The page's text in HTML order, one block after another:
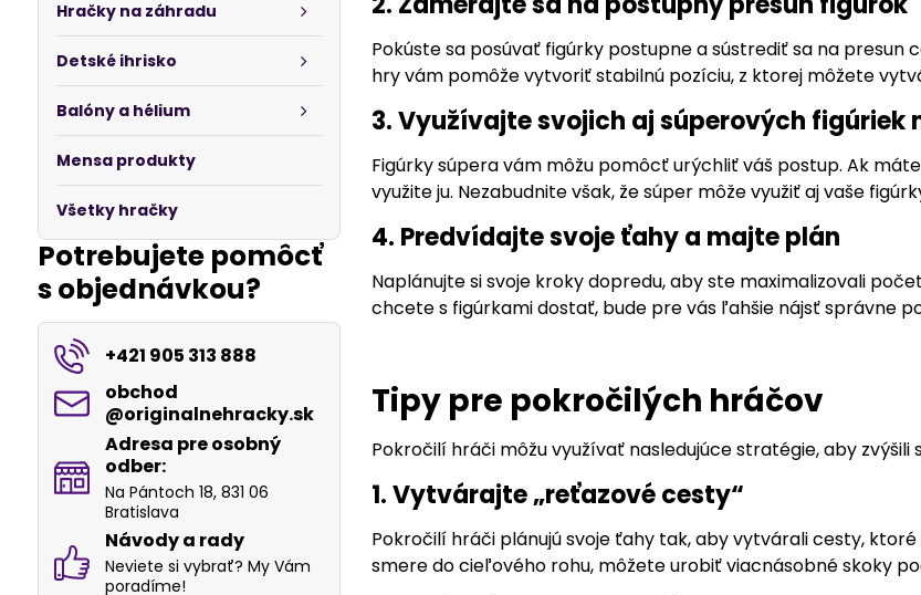
Pokúste sa posúvať figúrky postupne a sústrediť sa na
hry vám pomôže vytvoriť stabilnú pozíciu, z ktorej môžete
3. Využívajte svojich aj súperových figúriek
Figúrky súpera vám môžu pomôcť urýchliť váš postup. Ak
využite ju. Nezabudnite však, že súper môže využiť aj vaše
4. Predvídajte svoje ťahy a majte plán
Naplánujte si svoje kroky dopredu, aby ste maximalizovali
chcete s figúrkami dostať, bude pre vás ľahšie nájsť správne
Tipy pre pokročilých hráčov
Pokročilí hráči môžu využívať nasledujúce stratégie, aby zvýšili
1. Vytvárajte „reťazové cesty“
Pokročilí hráči plánujú svoje ťahy tak, aby vytvárali cesty,
smere do cieľového rohu, môžete urobiť viacnásobné skoky
Hračky na záhradu
Detské ihrisko
Balóny a hélium
Mensa produkty
Všetky hračky
Potrebujete pomôcť
s objednávkou?
+421 905 313 888
obchod​
@originalnehracky​.sk
Adresa pre osobný
odber:
Na Pántoch 18, 831 06
Bratislava
Návody a rady
Neviete si vybrať? My Vám
poradíme!